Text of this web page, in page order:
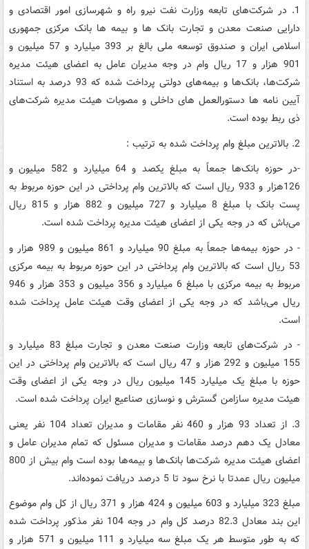
1. در شرکت‌های تابعه وزارت نفت نیرو راه و شهرسازی امور اقتصادی و
دارایی صنعت معدن و تجارت بانک ها و بیمه ها بانک مرکزی جمهوری
اسلامی ایران و صندوق توسعه ملی بالغ بر 393 میلیارد و 57 میلیون و
901 هزار و 17 ریال وام در وجه مدیران عامل به اعضای هیئت مدیره
شرکت‌ها، بانک‌ها و بیمه‌های دولتی پرداخت شده که 93 درصد به استناد
آیین نامه ها دستورالعمل های داخلی و مصوبات هیئت مدیره شرکت‌های
ذی ربط بوده است.
2. بالاترین مبلغ وام پرداخت شده به ترتیب :
-در حوزه بانک‌ها جمعاً به مبلغ یکصد و 64 میلیارد و 582 میلیون و
126هزار و 933 ریال است که بالاترین وام پرداختی در این حوزه مربوط به
پست بانک با مبلغ 8 میلیارد و 727 میلیون و 882 هزار و 815 ریال
می‌باش که در وجه یکی از اعضای هیئت مدیره پرداخت شده است.
- در حوزه بیمه‌ها جمعاً به مبلغ 90 میلیارد و 861 میلیون و 989 هزار و
53 ریال است که بالاترین وام پرداختی در این حوزه مربوط به بیمه مرکزی
مربوط به بیمه مرکزی با مبلغ 6 میلیارد و 356 میلیون و 353 هزار و 946
ریال می‌باشد که در وجه یکی از اعضای وقت هیئت عامل پرداخت شده
است.
- در شرکت‌های تابعه وزارت صنعت معدن و تجارت مبلغ 83 میلیارد و
155 میلیون و 292 هزار و 47 ریال است که بالاترین وام پرداختی در این
حوزه با مبلغ یک میلیارد 145 میلیون ریال در وجه یکی از اعضای وقت
هیئت مدیره سازامن گسترش و نوسازی صناعیع ایران پرداخت شده است.
3. از تعداد 93 هزار و 460 نفر مقامات و مدیران تعداد 104 نفر یعنی
معادل یک دهم درصد مقامات و مدیران مسئول که تمام مدیران عامل و
اعضای هیئت مدیره شرکت‌ها بانک‌ها و بیمه‌ها بوده است وام بیش از 800
میلیون ریال عمدتا با نرخ سود تا 5 درصد دریافت نموده‌اند.
مبلغ 323 میلیارد و 603 میلیون و 424 هزار و 371 ریال از کل وام موضوع
این بند معادل 82.3 درصد کل وام در وجه 104 نفر مذکور پرداخت شده
که به طور متوسط هر یک مبلغ سه میلیارد و 111 میلیون و 571 هزار و